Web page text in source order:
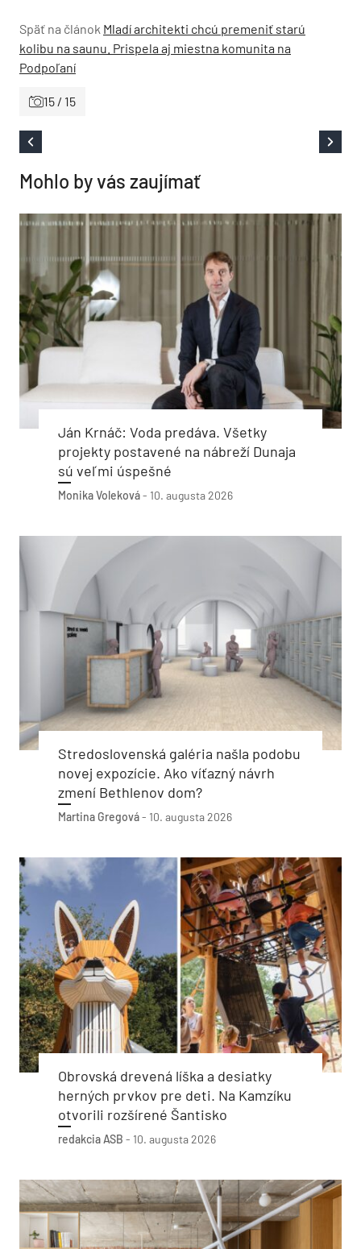
Späť na článok Mladí architekti chcú premeniť starú
kolibu na saunu. Prispela aj miestna komunita na
Podpoľaní
15 / 15
Mohlo by vás zaujímať
Ján Krnáč: Voda predáva. Všetky
projekty postavené na nábreží Dunaja
sú veľmi úspešné
Monika Voleková- 10. augusta 2026
Stredoslovenská galéria našla podobu
novej expozície. Ako víťazný návrh
zmení Bethlenov dom?
Martina Gregová- 10. augusta 2026
Obrovská drevená líška a desiatky
herných prvkov pre deti. Na Kamzíku
otvorili rozšírené Šantisko
redakcia ASB - 10. augusta 2026